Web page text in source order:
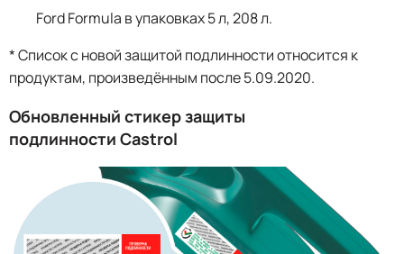
Ford Formula в упаковках 5 л, 208 л.
* Список с новой защитой подлинности относится к
продуктам, произведённым после 5.09.2020.
Обновленный стикер защиты
подлинности Castrol